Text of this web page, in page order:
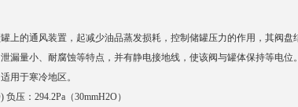
上的通风装置，起减少油品蒸发损耗，控制储罐压力的作用，其阀盘
漏量小、耐腐蚀等特点，并有静电接地线，使该阀与罐体保持等电位。
用于寒冷地区。
压：294.2Pa（30mmH2O）